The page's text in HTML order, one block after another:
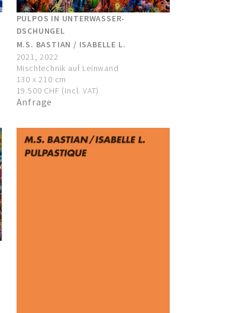
PULPOS IN UNTERWASSER-
DSCHUNGEL
M.S. BASTIAN / ISABELLE L.
2021, 2022
Mischtechnik auf Leinwand
130 x 210 cm
19.500 CHF (incl. VAT)
Anfrage